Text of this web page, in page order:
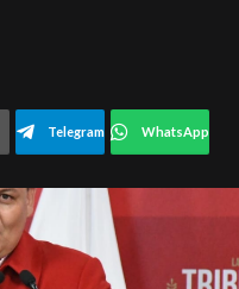
Telegram WhatsApp